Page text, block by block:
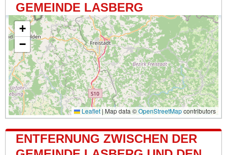
GEMEINDE LASBERG
+
−
Leaflet | Map data ©OpenStreetMapcontributors
ENTFERNUNG ZWISCHEN DER